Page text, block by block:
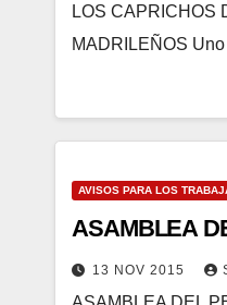
LOS CAPRICHOS
MADRILEÑOS
AVISOS PARA LOS
ASAMBLEA
13 NOV 2015